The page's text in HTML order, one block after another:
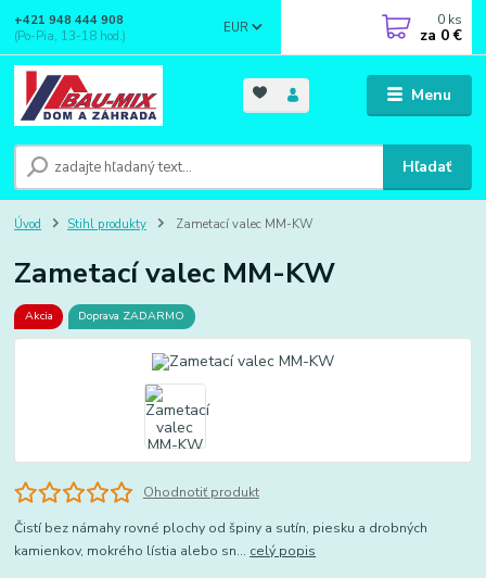
Menu
EUR
Hľadať
+421 948 444 908
(Po-Pia, 13-18 hod.)
0 ks
za 0 €
Úvod Stihl produkty Zametací valec MM-KW
Zametací valec MM-KW
Akcia Doprava ZADARMO
Ohodnotiť produkt
Čistí bez námahy rovné plochy od špiny a sutín, piesku a drobných
kamienkov, mokrého lístia alebo sn... celý popis